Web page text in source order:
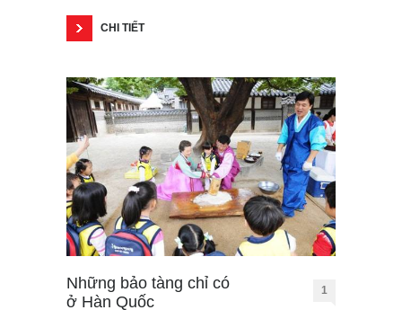
CHI TIẾT
Những bảo tàng chỉ có
ở Hàn Quốc
1